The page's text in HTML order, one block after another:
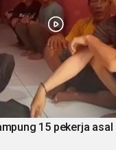
15 pekerja